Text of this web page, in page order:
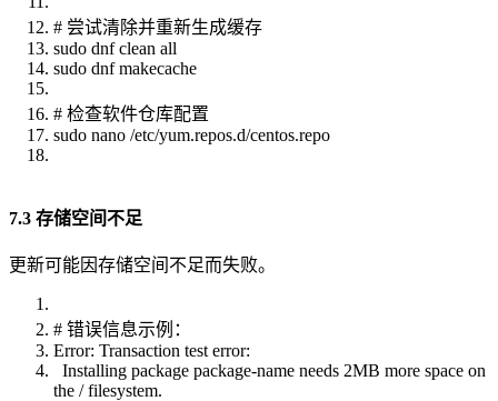
# 尝试清除并重新生成缓存
sudo dnf clean all
sudo dnf makecache
# 检查软件仓库配置
sudo nano /etc/yum.repos.d/centos.repo
7.3 存储空间不足
更新可能因存储空间不足而失败。
# 错误信息示例：
Error: Transaction test error:
Installing package package-name needs 2MB more space on
the / filesystem.